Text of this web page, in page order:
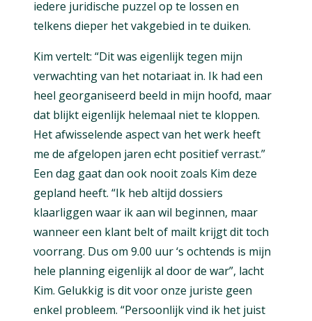
iedere juridische puzzel op te lossen en
telkens dieper het vakgebied in te duiken.
Kim vertelt: “Dit was eigenlijk tegen mijn
verwachting van het notariaat in. Ik had een
heel georganiseerd beeld in mijn hoofd, maar
dat blijkt eigenlijk helemaal niet te kloppen.
Het afwisselende aspect van het werk heeft
me de afgelopen jaren echt positief verrast.”
Een dag gaat dan ook nooit zoals Kim deze
gepland heeft. “Ik heb altijd dossiers
klaarliggen waar ik aan wil beginnen, maar
wanneer een klant belt of mailt krijgt dit toch
voorrang. Dus om 9.00 uur ‘s ochtends is mijn
hele planning eigenlijk al door de war”, lacht
Kim. Gelukkig is dit voor onze juriste geen
enkel probleem. “Persoonlijk vind ik het juist